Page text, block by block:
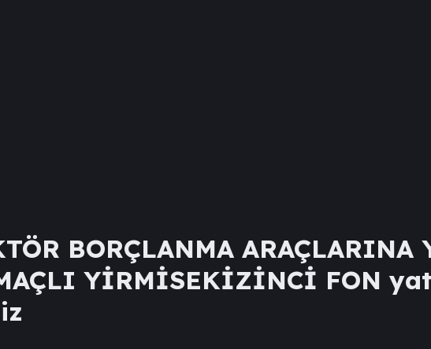
BORÇLANMA ARAÇLARINA
YİRMİSEKİZİNCİ FON